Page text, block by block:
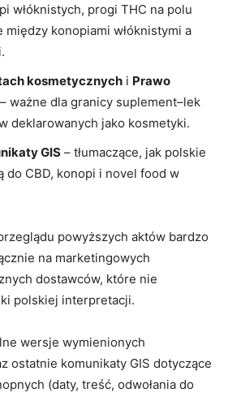
włóknistych, progi THC na polu
konopiami włóknistymi a
kosmetycznych i Prawo
– ważne dla granicy suplement–lek
deklarowanych jako kosmetyki.
GIS – tłumaczące, jak polskie
do CBD, konopi i novel food w
powyższych aktów bardzo
na marketingowych
dostawców, które nie
polskiej interpretacji.
wersje wymienionych
ostatnie komunikaty GIS dotyczące
(daty, treść, odwołania do